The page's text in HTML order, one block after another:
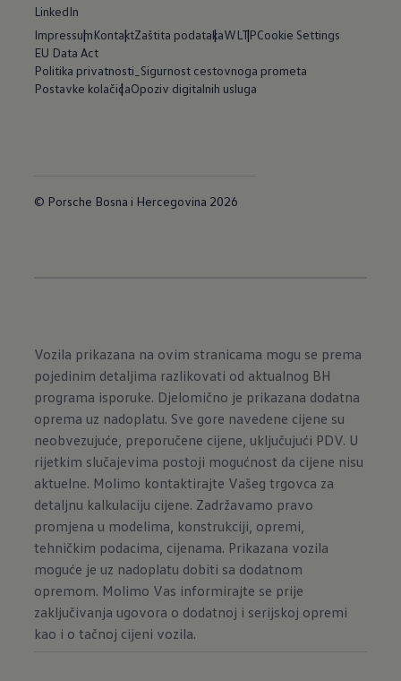
LinkedIn
ImpressumKontaktZaštita podatakaWLTPCookie Settings
EU Data Act
Politika privatnosti_Sigurnost cestovnoga prometa
Postavke kolačićaOpoziv digitalnih usluga
© Porsche Bosna i Hercegovina 2026
Vozila prikazana na ovim stranicama mogu se prema
pojedinim detaljima razlikovati od aktualnog BH
programa isporuke. Djelomično je prikazana dodatna
oprema uz nadoplatu. Sve gore navedene cijene su
neobvezujuće, preporučene cijene, uključujući PDV. U
rijetkim slučajevima postoji mogućnost da cijene nisu
aktuelne. Molimo kontaktirajte Vašeg trgovca za
detaljnu kalkulaciju cijene. Zadržavamo pravo
promjena u modelima, konstrukciji, opremi,
tehničkim podacima, cijenama. Prikazana vozila
moguće je uz nadoplatu dobiti sa dodatnom
opremom. Molimo Vas informirajte se prije
zaključivanja ugovora o dodatnoj i serijskoj opremi
kao i o tačnoj cijeni vozila.